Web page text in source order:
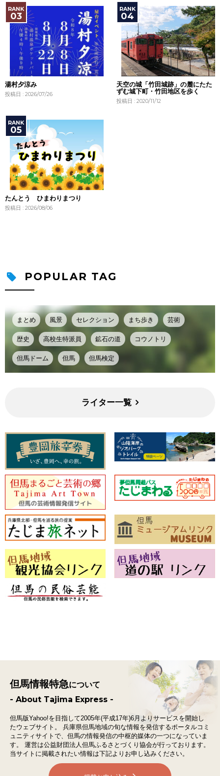
湯村夕涼み
投稿日 : 2026/07/26
天空の城「竹田城跡」の麓にたた
ずむ城下町・竹田地区を歩く
投稿日 : 2020/11/12
たんとう ひまわりまつり
投稿日 : 2026/08/06
POPULAR TAG
まとめ 風景 セレクション まち歩き 芸術
歴史 高校生特派員 鉱石の道 コウノトリ
但馬ドーム 但馬 但馬検定
ライター一覧
但馬情報特急について
- About Tajima Express -
但馬版Yahoo!を目指して2005年(平成17年)6月よりサービスを開始し
たウェブサイト。
兵庫県但馬地域の旬な情報を発信するポータルコミ
ュニティサイトで、 但馬の情報発信の中枢的媒体の一つになっていま
す。
運営は公益財団法人但馬ふるさとづくり協会が行っております。
当サイトに掲載されたい情報は下記よりお申し込みください。